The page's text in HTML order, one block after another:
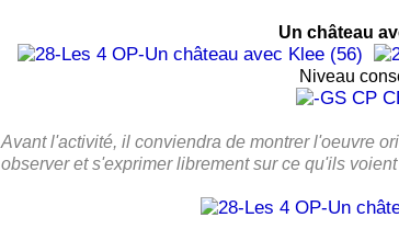
Un château
Niveau
Avant l'activité, il conviendra de montrer l'oeuvre
observer et s'exprimer librement sur ce qu'ils